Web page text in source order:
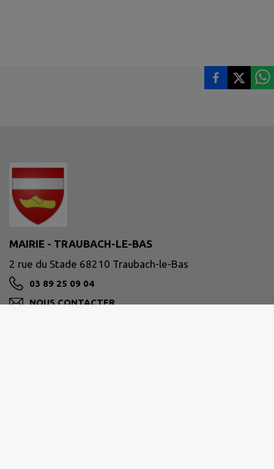
MAIRIE - TRAUBACH-LE-BAS
2 rue du Stade 68210 Traubach-le-Bas
03 89 25 09 04
NOUS CONTACTER